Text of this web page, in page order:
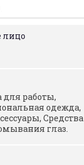
работы,
одежда,
Средства
глаз.